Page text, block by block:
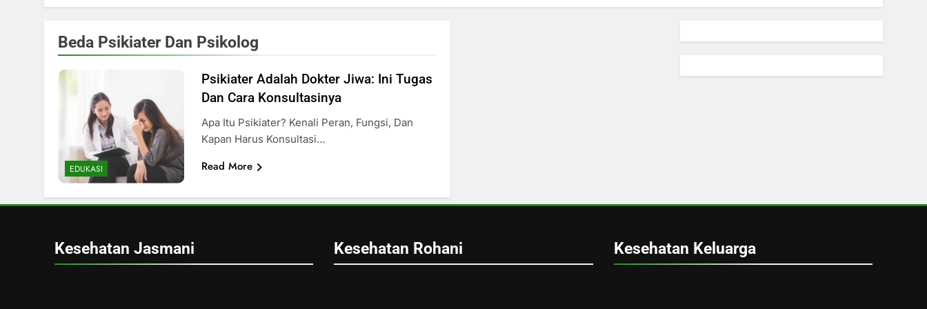
Beda Psikiater Dan Psikolog
EDUKASI
Psikiater Adalah Dokter Jiwa: Ini Tugas
Dan Cara Konsultasinya
Apa Itu Psikiater? Kenali Peran, Fungsi, Dan
Kapan Harus Konsultasi…
Read More
Kesehatan Jasmani Kesehatan Rohani Kesehatan Keluarga